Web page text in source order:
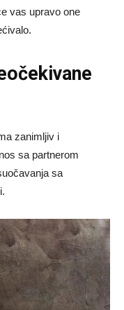
vas upravo one
zanimljiv i
sa partnerom
sa